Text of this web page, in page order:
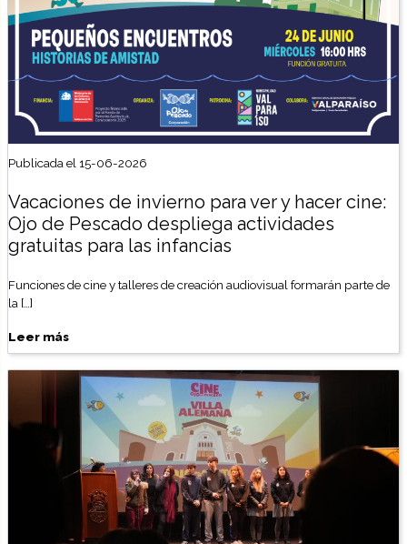
Publicada el 15-06-2026
Vacaciones de invierno para ver y hacer cine:
Ojo de Pescado despliega actividades
gratuitas para las infancias
Funciones de cine y talleres de creación audiovisual formarán parte de
la […]
Leer más